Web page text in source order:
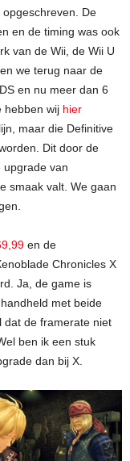
De
en de timing was ook
van de Wii, de Wii U
we terug naar de
en nu meer dan 6
hebben wij hier
maar die Definitive
Dit door de
upgrade van
smaak valt. We gaan
en de
Chronicles X
Ja, de game is
met beide
dat de framerate niet
ben ik een stuk
dan bij X.